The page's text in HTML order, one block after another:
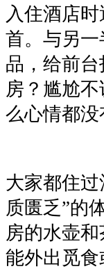
入住酒店
首。与另
品，给前
房？尴尬
么心情都没
大家都住
质匮乏”的
房的水壶
能外出觅